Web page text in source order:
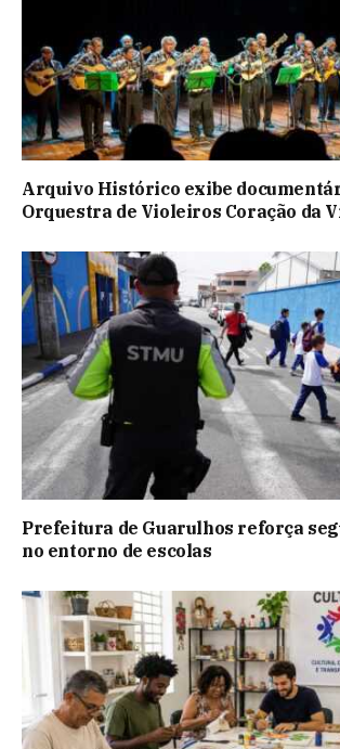
Arquivo Histórico exibe
Orquestra de Violeiros Coração da
Prefeitura de Guarulhos reforça
no entorno de escolas